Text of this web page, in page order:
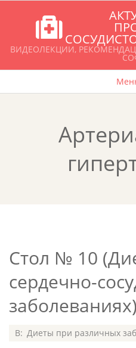
содержимому
ВИДЕОЛЕКЦИИ,
навигационное
Стол № 10
сердечно-
заболеваниях)
2015-
В: Диеты при различных